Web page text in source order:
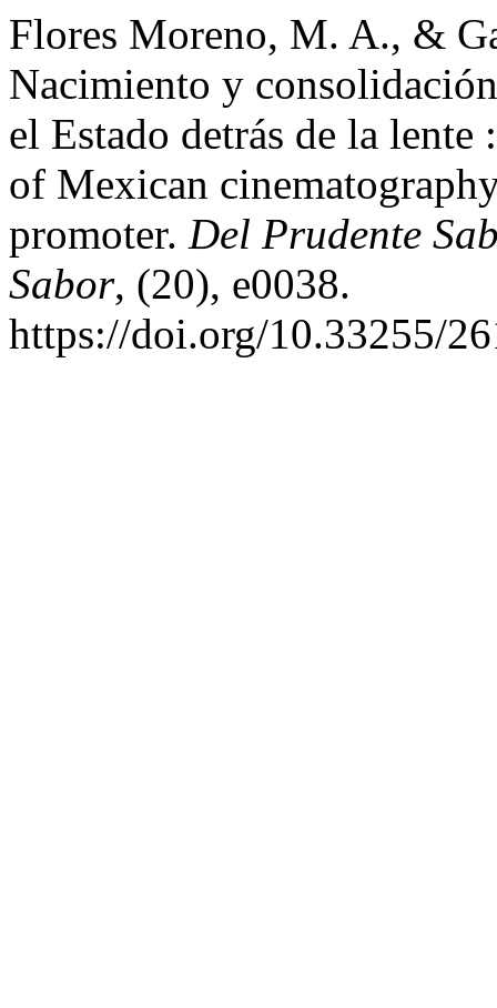
Flores Moreno, M. A., &
Nacimiento y
el Estado detrás de la
of Mexican
promoter. Del Prudente
Sabor, (20), e0038.
https://doi.org/10.33255/